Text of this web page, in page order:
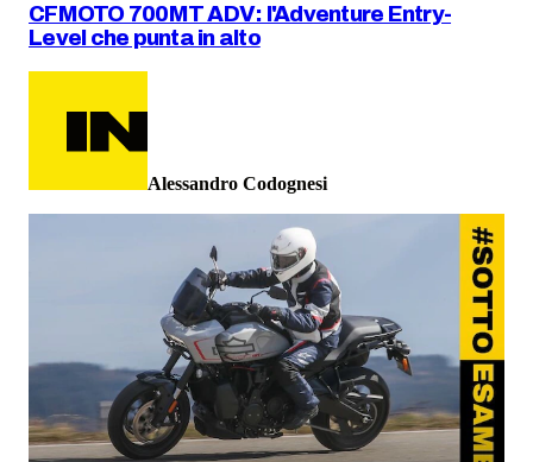
CFMOTO 700MT ADV: l'Adventure Entry-
Level che punta in alto
Alessandro Codognesi